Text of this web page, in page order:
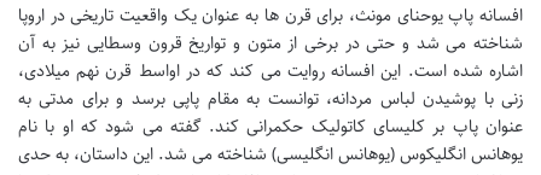
افسانه پاپ یوحنای مونث، برای قرن ها به عنوان یک واقعیت تاریخی در اروپا
شناخته می شد و حتی در برخی از متون و تواریخ قرون وسطایی نیز به آن
اشاره شده است. این افسانه روایت می کند که در اواسط قرن نهم میلادی،
زنی با پوشیدن لباس مردانه، توانست به مقام پاپی برسد و برای مدتی به
عنوان پاپ بر کلیسای کاتولیک حکمرانی کند. گفته می شود که او با نام
یوهانس انگلیکوس (یوهانس انگلیسی) شناخته می شد. این داستان، به حدی